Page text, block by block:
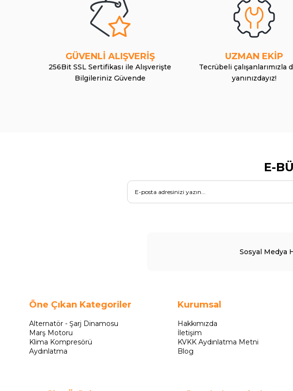
GÜVENLİ ALIŞVERİŞ
256Bit SSL Sertifikası ile Alışverişte
Bilgileriniz Güvende
UZMAN EKİP
Tecrübeli çalışanlarımızla
yanınızdayız!
E-
Sosyal Medya
Öne Çıkan Kategoriler
Alternatör - Şarj Dinamosu
Marş Motoru
Klima Kompresörü
Aydınlatma
Kurumsal
Hakkımızda
İletişim
KVKK Aydınlatma Metni
Blog